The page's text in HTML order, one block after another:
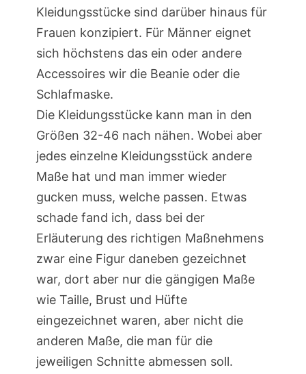
Kleidungsstücke sind darüber hinaus für
Frauen konzipiert. Für Männer eignet
sich höchstens das ein oder andere
Accessoires wir die Beanie oder die
Schlafmaske.
Die Kleidungsstücke kann man in den
Größen 32-46 nach nähen. Wobei aber
jedes einzelne Kleidungsstück andere
Maße hat und man immer wieder
gucken muss, welche passen. Etwas
schade fand ich, dass bei der
Erläuterung des richtigen Maßnehmens
zwar eine Figur daneben gezeichnet
war, dort aber nur die gängigen Maße
wie Taille, Brust und Hüfte
eingezeichnet waren, aber nicht die
anderen Maße, die man für die
jeweiligen Schnitte abmessen soll.